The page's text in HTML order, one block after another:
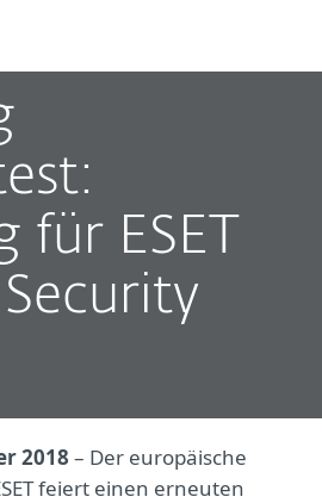
für ESET
2018 – Der europäische
feiert einen erneuten